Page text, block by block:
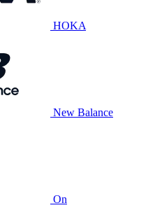
HOKA
New Balance
On